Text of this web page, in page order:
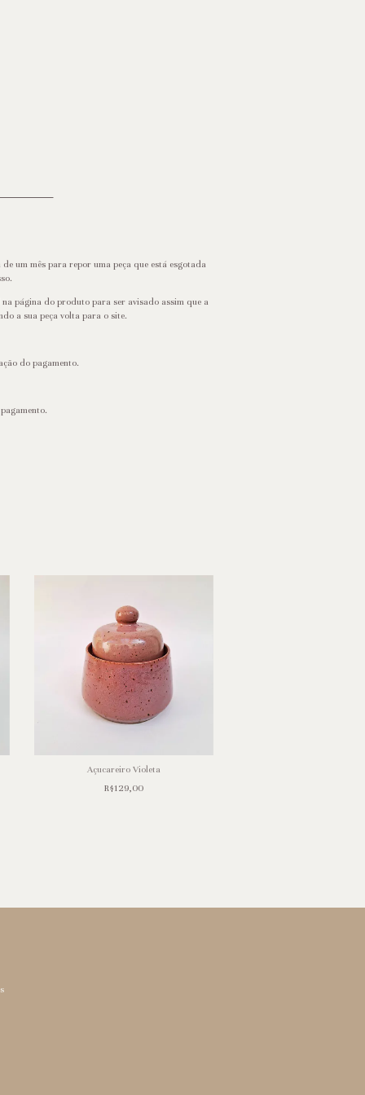
um mês para repor uma peça que está esgotada
na página do produto para ser avisado assim que a
a sua peça volta para o site.
do pagamento.
Açucareiro Violeta
R$129,00